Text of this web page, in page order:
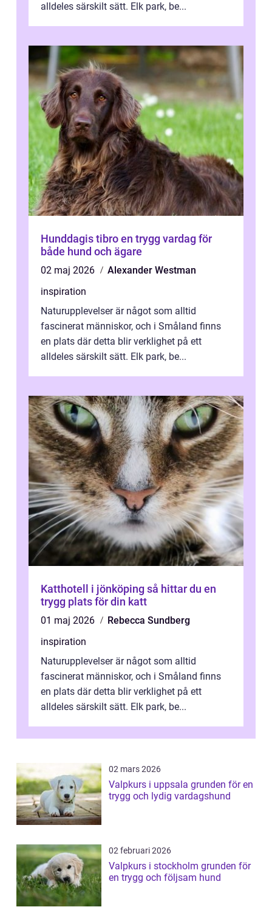
alldeles särskilt sätt. Elk park, be...
Hunddagis tibro en trygg vardag för
både hund och ägare
02 maj 2026
Alexander Westman
inspiration
Naturupplevelser är något som alltid
fascinerat människor, och i Småland finns
en plats där detta blir verklighet på ett
alldeles särskilt sätt. Elk park, be...
Katthotell i jönköping så hittar du en
trygg plats för din katt
01 maj 2026
Rebecca Sundberg
inspiration
Naturupplevelser är något som alltid
fascinerat människor, och i Småland finns
en plats där detta blir verklighet på ett
alldeles särskilt sätt. Elk park, be...
02 mars 2026
Valpkurs i uppsala grunden för en
trygg och lydig vardagshund
02 februari 2026
Valpkurs i stockholm grunden för
en trygg och följsam hund